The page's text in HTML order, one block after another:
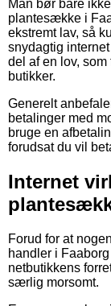
Man bør bare
plantesække i
ekstremt lav, så
snydagtig
del af en lov,
butikker.
Generelt
betalinger med
bruge en
forudsat du vil
Internet
Forud for at
handler i
netbutikkens
særlig morsomt.